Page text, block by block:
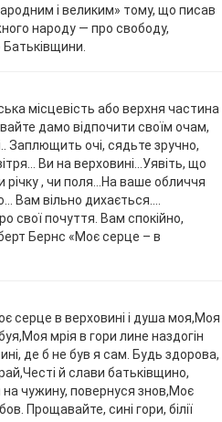
і великим» тому, що писав
народу — про свободу,
місцевість або верхня частина
дамо відпочити своїм очам,
Заплющить очі, сядьте зручно,
Ви на верховині…Уявіть, що
річку , чи поля…На ваше обличчя
Вам вільно дихається….
свої почуття. Вам спокійно,
Бернс «Моє серце – в
серце в верховині і душа моя,Моя
мрія в гори лине наздогін
де б не був я сам. Будь здорова,
й слави батьківщино,
на чужину, повернуся знов,Моє
Прощавайте, сині гори, білії